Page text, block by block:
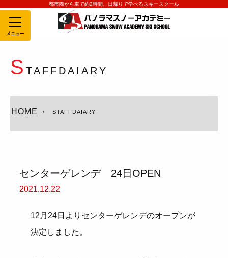
都市圏から車で約2時間、日帰りで学べるスキースクール
MENU
S TAFFDAIARY
HOME STAFFDAIARY
センターゲレンデ 24日OPEN
2021.12.22
12月24日よりセンターゲレンデのオープンが
決定しました。